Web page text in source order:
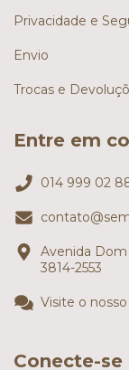
Privacidade e
Envio
Trocas e
Entre em
014 999 02
Avenida
3814-2553
Visite o
Conecte-se